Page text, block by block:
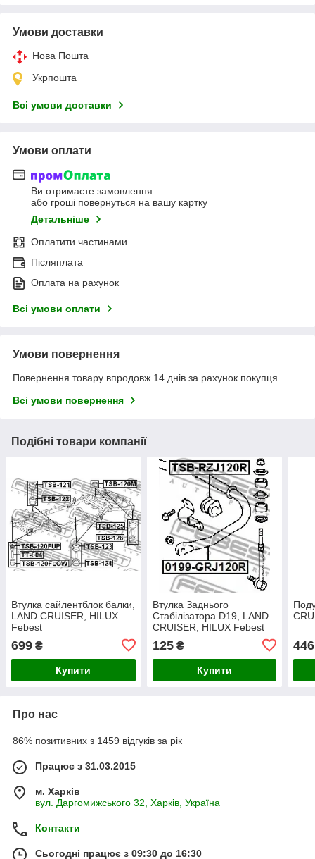
Умови доставки
Нова Пошта
Укрпошта
Всі умови доставки
Умови оплати
Ви отримаєте замовлення
або гроші повернуться на вашу картку
Детальніше
Оплатити частинами
Післяплата
Оплата на рахунок
Всі умови оплати
Умови повернення
Повернення товару впродовж 14 днів за рахунок покупця
Всі умови повернення
Подібні товари компанії
Втулка сайлентблок балки,
LAND CRUISER, HILUX
Febest
699 ₴
Купити
Втулка Заднього
Стабілізатора D19, LAND
CRUISER, HILUX Febest
125₴
Купити
446
Про нас
86% позитивних з 1459 відгуків за рік
Працює з 31.03.2015
м. Харків
вул. Даргомижського 32, Харків, Україна
Контакти
Сьогодні працює з 09:30 до 16:30